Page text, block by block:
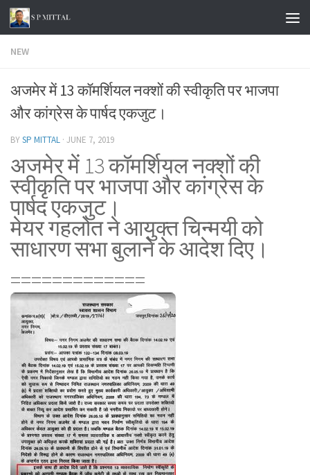
Skip to content
NEW
अजमेर में 13 कॉमर्शियल नक्शों की स्वीकृति पर भाजपा
और कांग्रेस के पार्षद एकजुट।
BYSP MITTAL · JUNE 7, 2019
अजमेर में 13 कॉमर्शियल नक्शों की
स्वीकृति पर भाजपा और कांग्रेस के
पार्षद एकजुट।
मेयर गहलोत ने आयुक्त चिन्मयी को
साधारण सभा बुलाने के आदेश दिए।
=============